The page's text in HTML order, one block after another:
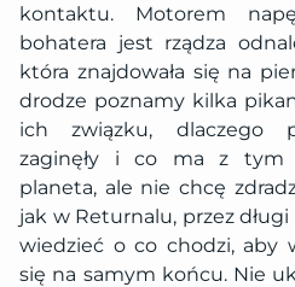
kontaktu. Motorem
bohatera jest rządza
która znajdowała się na
drodze poznamy kilka
ich związku, dlaczego
zaginęły i co ma z tym
planeta, ale nie chcę
jak w Returnalu, przez
wiedzieć o co chodzi, aby
się na samym końcu. Nie